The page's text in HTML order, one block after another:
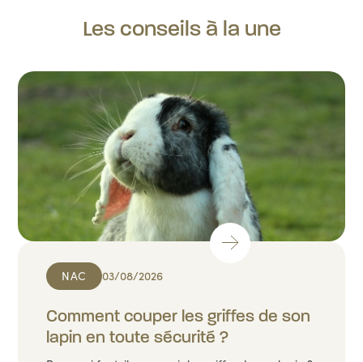
Les conseils à la une
NAC 03/08/2026
Comment couper les griffes de son
lapin en toute sécurité ?